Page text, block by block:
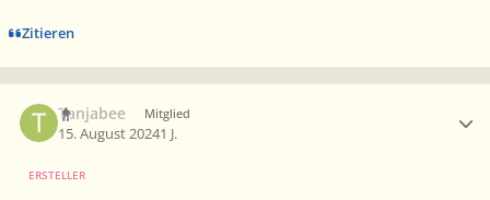
Zitieren
Tanjabee Mitglied
15. August 20241 J.
ERSTELLER